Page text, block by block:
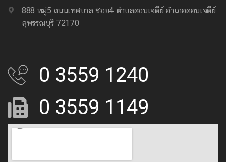
888 หมู่5 ถนนเทศบาล ซอย4 ตำบลดอนเจดีย์ อำเภอดอนเจดีย์
สุพรรณบุรี 72170
0 3559 1240
0 3559 1149